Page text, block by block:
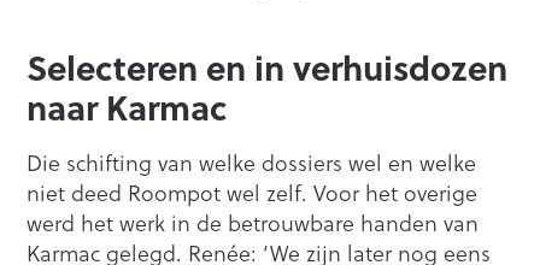
Selecteren en in verhuisdozen
naar Karmac
Die schifting van welke dossiers wel en welke
niet deed Roompot wel zelf. Voor het overige
werd het werk in de betrouwbare handen van
Karmac gelegd. Renée: ‘We zijn later nog eens